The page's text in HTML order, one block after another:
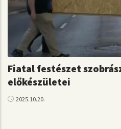
Fiatal festészet
előkészületei
2025.10.20.